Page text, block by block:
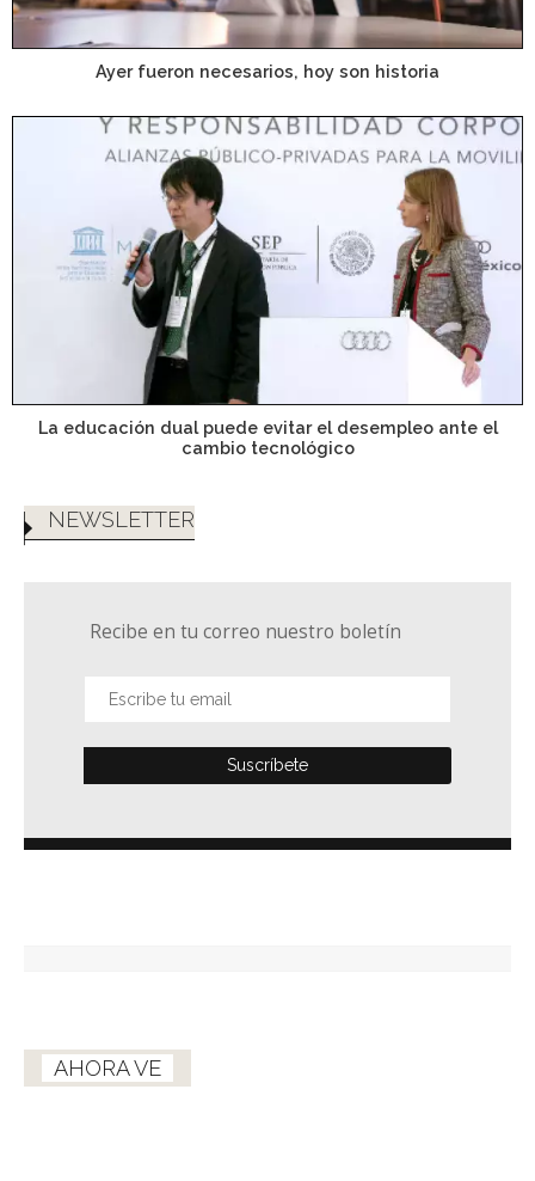
Ayer fueron necesarios, hoy son historia
La educación dual puede evitar el desempleo ante el
cambio tecnológico
NEWSLETTER
Recibe en tu correo nuestro boletín
AHORA VE